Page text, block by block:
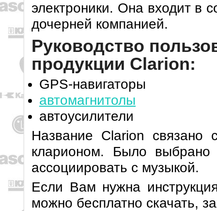
электроники. Она входит в
дочерней компанией.
Руководство
продукции Clarion:
GPS-навигаторы
автомагнитолы
автоусилители
Название Clarion связано
кларионом. Было выбрано
ассоциировать с музыкой.
Если Вам нужна
можно бесплатно скачать,